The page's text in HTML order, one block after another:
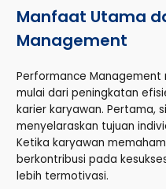
Manfaat Utama
Management
Performance
mulai dari peningkatan
karier karyawan. Pertama,
menyelaraskan tujuan
Ketika karyawan
berkontribusi pada
lebih termotivasi.